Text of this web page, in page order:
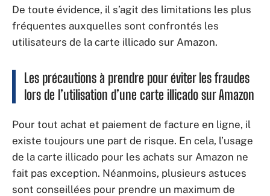
De toute évidence, il s’agit des limitations les plus
fréquentes auxquelles sont confrontés les
utilisateurs de la carte illicado sur Amazon.
Les précautions à prendre pour éviter les fraudes
lors de l’utilisation d’une carte illicado sur Amazon
Pour tout achat et paiement de facture en ligne, il
existe toujours une part de risque. En cela, l’usage
de la carte illicado pour les achats sur Amazon ne
fait pas exception. Néanmoins, plusieurs astuces
sont conseillées pour prendre un maximum de